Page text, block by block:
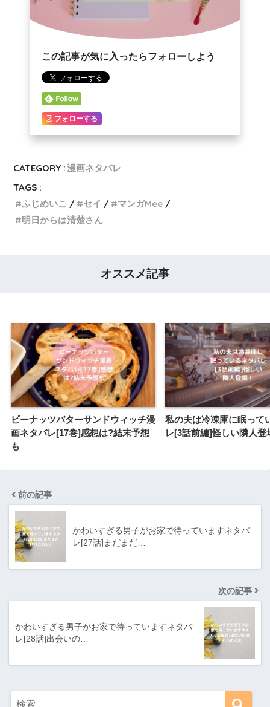
この記事が気に入ったらフォローしよう
フォローする
CATEGORY :漫画ネタバレ
TAGS :
ふじめいこ
セイ
マンガMee
明日からは清楚さん
オススメ記事
ピーナッツバターサンドウィッチ漫
画ネタバレ[17巻]感想は?結末予想
も
私の夫は冷凍庫に眠って
レ[3話前編]怪しい隣人登
前の記事
かわいすぎる男子がお家で待っていますネタバ
レ[27話]まだまだ…
次の記事
かわいすぎる男子がお家で待っていますネタバ
レ[28話]出会いの…